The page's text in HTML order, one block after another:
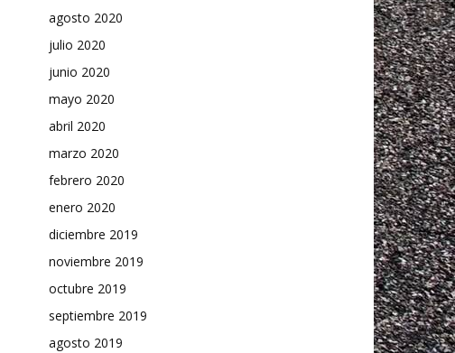
agosto 2020
julio 2020
junio 2020
mayo 2020
abril 2020
marzo 2020
febrero 2020
enero 2020
diciembre 2019
noviembre 2019
octubre 2019
septiembre 2019
agosto 2019